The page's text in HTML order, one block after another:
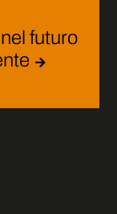
futuro